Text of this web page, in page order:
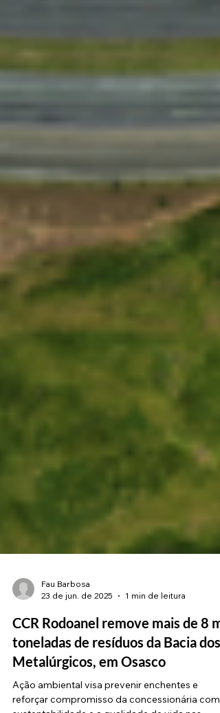
Fau Barbosa
23 de jun. de 2025
1 min de leitura
CCR Rodoanel remove mais de 8
toneladas de resíduos da Bacia dos